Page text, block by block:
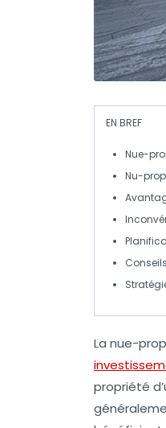
EN BREF
Nue-
Nu-
La nue-
propriété